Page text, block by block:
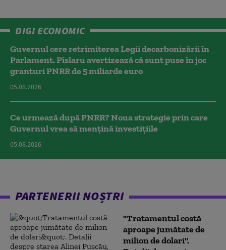
DIGI ECONOMIC
Guvernul cere retrimiterea Legii decarbonizării în
Parlament. Pîslaru avertizează că sunt puse în joc
granturi PNRR de 5 miliarde euro
05.08.2026
Ce urmează după PNRR? Noua strategie prin care
Guvernul vrea să mențină investițiile
05.08.2026
PARTENERII NOȘTRI
"Tratamentul costă
aproape jumătate de
milion de dolari".